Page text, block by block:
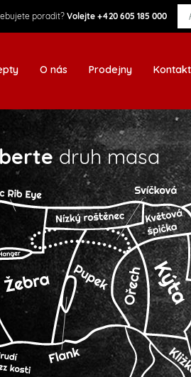
poradit? Volejte +420 605 185 000
O nás Prodejny Kontakt
druh masa